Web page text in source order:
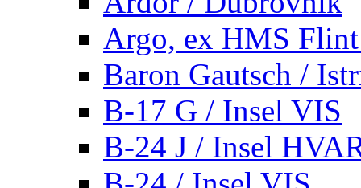
Argo, ex HMS
Baron Gautsch /
B-17 G / Insel VIS
B-24 J / Insel